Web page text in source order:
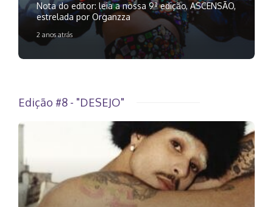
Nota do editor: leia a nossa 9ª edição, ASCENSÃO,
estrelada por Organzza
2 anos atrás
Edição #8 - "DESEJO"